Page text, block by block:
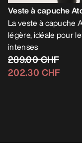
Veste à capuche
La veste à capuche
légère, idéale pour
intenses
289.00 CHF
202.30 CHF